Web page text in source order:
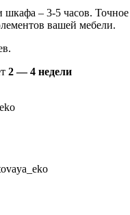
шкафа – 3-5 часов. Точное
вашей мебели.
2 — 4 недели